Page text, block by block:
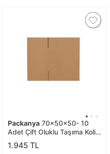
Packanya 70x50x50- 10
Adet Çift Oluklu Taşıma Kolisi
10 Adet
1.945 TL